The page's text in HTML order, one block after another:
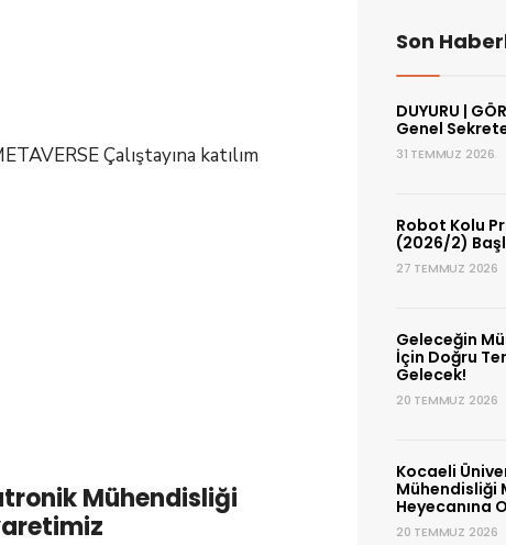
Çalıştayına katılım
Mühendisliği
Son
DUYURU |
Genel
31 TEMMUZ 2026
Robot Kolu
(2026/2)
27 TEMMUZ 2026
Geleceğin
İçin Doğru
Gelecek!
20 TEMMUZ 2026
Kocaeli
Mühendisliği
Heyecanına
20 TEMMUZ 2026